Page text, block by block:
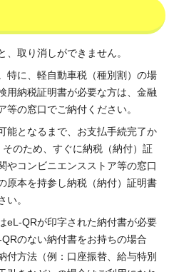
取り消しができません。
特に、軽自動車税（種別割）の場
用納税証明書が必要な方は、金融
の窓口でご納付ください。
能となるまで、お支払手続完了か
のため、すぐに納税（納付）証
やコンビニエンスストア等の窓口
原本を持参し納税（納付）証明書
い。
eL-QRが印字された納付書が必要
のない納付書をお持ちの場合
付方法（例：口座振替、給与特別